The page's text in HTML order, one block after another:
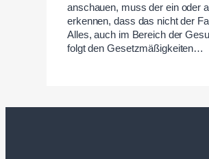
anschauen, muss der ein oder
erkennen, dass das nicht der
Alles, auch im Bereich der
folgt den Gesetzmäßigkeiten…